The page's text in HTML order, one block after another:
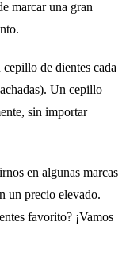
marcar una gran
de dientes cada
Un cepillo
sin importar
en algunas marcas
un precio elevado.
favorito? ¡Vamos